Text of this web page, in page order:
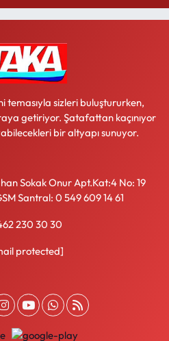
sizleri buluştururken,
getiriyor. Şatafattan kaçınıyor
bir altyapı sunuyor.
Sokak Onur Apt.Kat:4 No: 19
Santral: 0 549 609 14 61
230 30 30
protected]